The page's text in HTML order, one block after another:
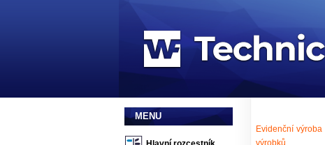
MENU
Evidenční výroba
výrobků